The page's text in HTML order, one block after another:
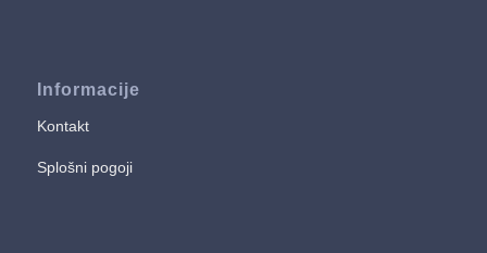
Informacije
Kontakt
Splošni pogoji